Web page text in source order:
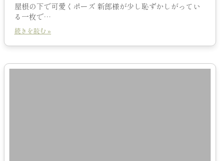
屋根の下で可愛くポーズ 新郎様が少し恥ずかしがってい
る一枚で…
続きを読む »